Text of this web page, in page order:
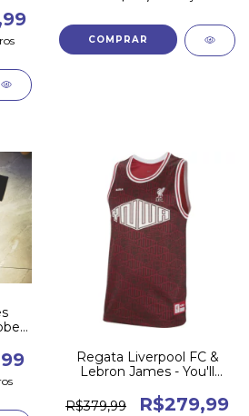
COMPRAR
Regata Liverpool FC &
Lebron James - You'll
R$379,99
R$279,99